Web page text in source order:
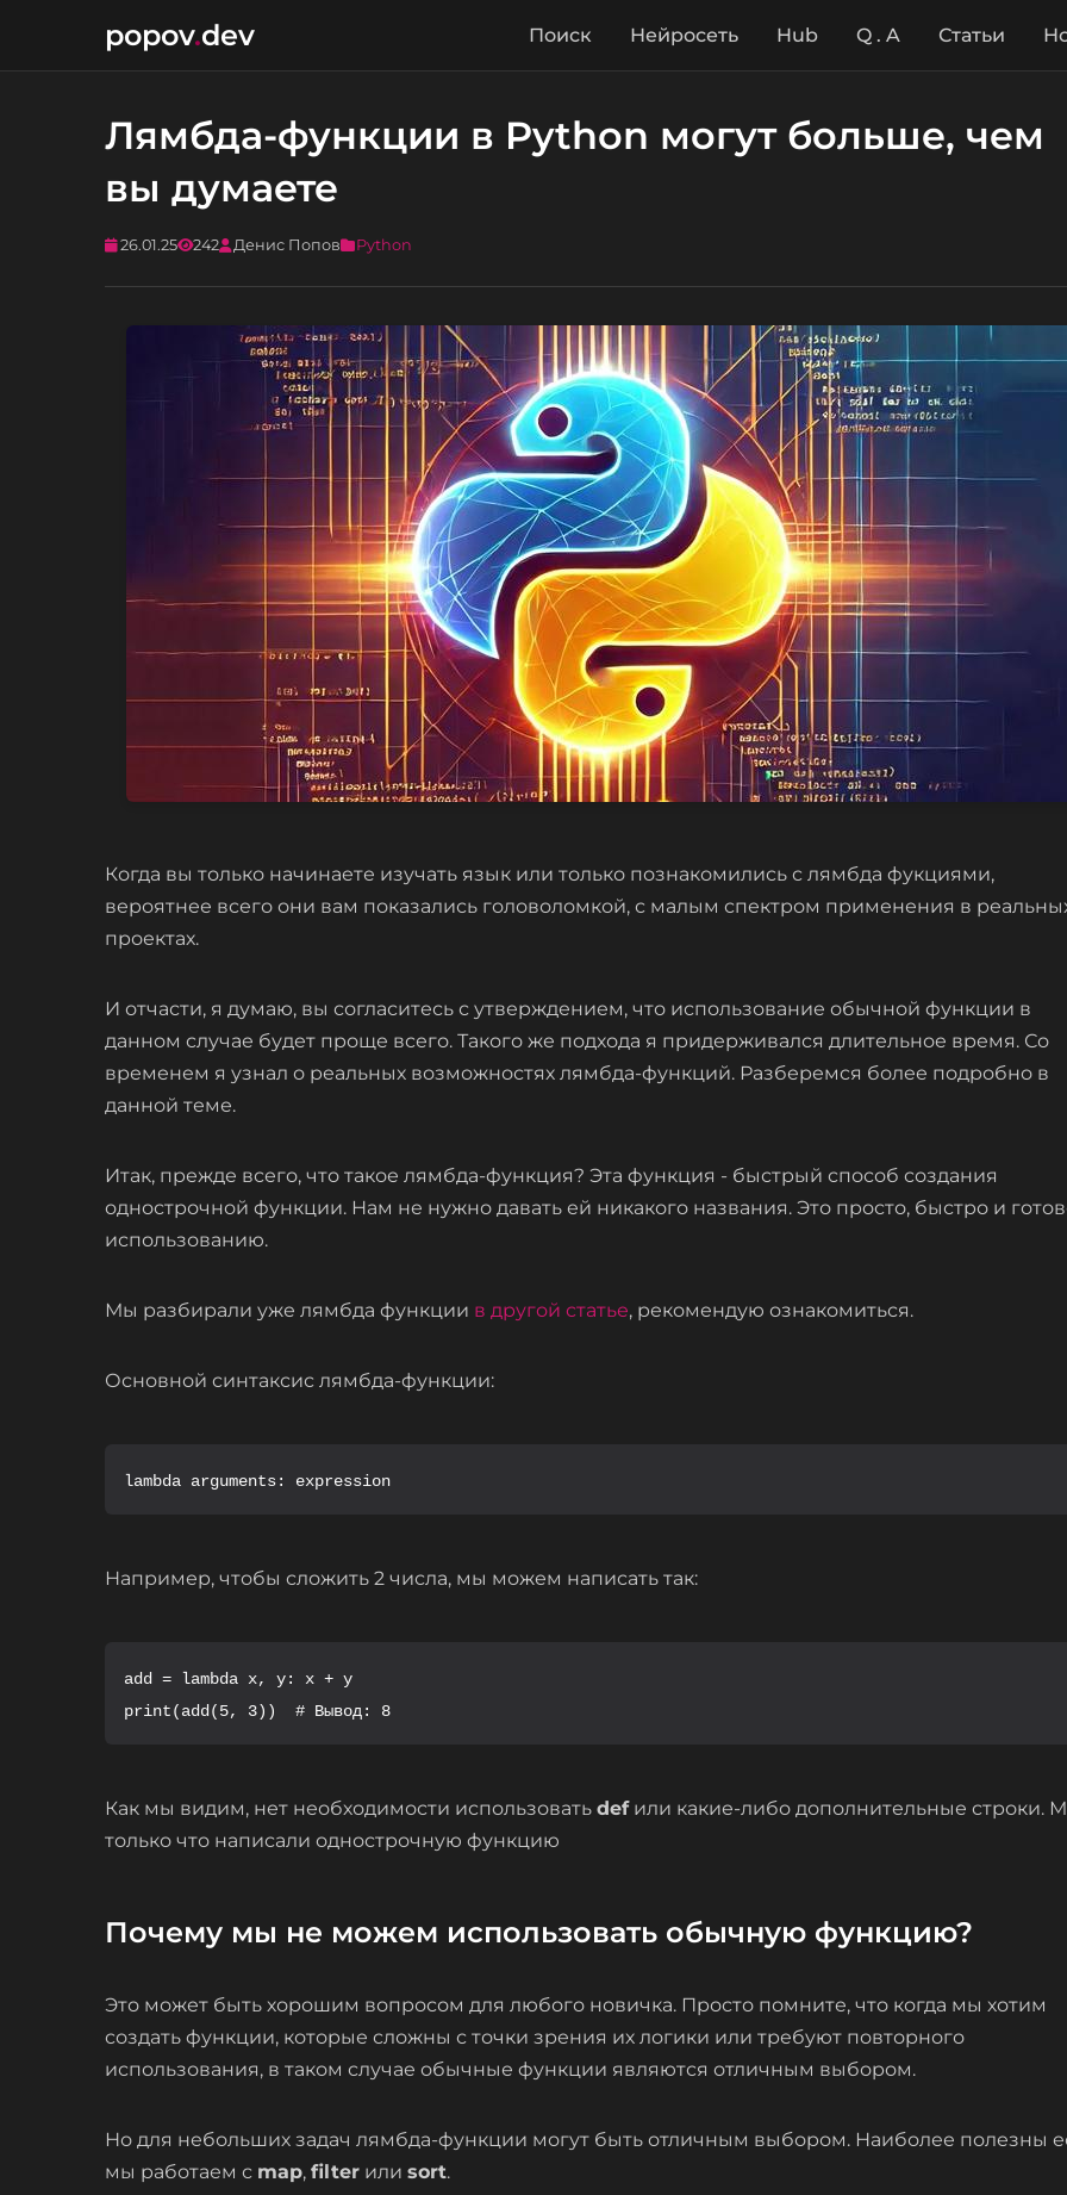
popov.dev Поиск Нейросеть Hub Q . A Статьи
Лямбда-функции в Python могут больше, чем
вы думаете
26.01.25 242 Денис Попов Python
Когда вы только начинаете изучать язык или только познакомились с лямбда фукциями,
вероятнее всего они вам показались головоломкой, с малым спектром применения в
проектах.
И отчасти, я думаю, вы согласитесь с утверждением, что использование обычной функции в
данном случае будет проще всего. Такого же подхода я придерживался длительное время. Со
временем я узнал о реальных возможностях лямбда-функций. Разберемся более подробно в
данной теме.
Итак, прежде всего, что такое лямбда-функция? Эта функция - быстрый способ создания
однострочной функции. Нам не нужно давать ей никакого названия. Это просто, быстро и
использованию.
Мы разбирали уже лямбда функции в другой статье, рекомендую ознакомиться.
Основной синтаксис лямбда-функции:
lambda arguments: expression
Например, чтобы сложить 2 числа, мы можем написать так:
add = lambda x, y: x + y
print(add(5, 3))  # Вывод: 8
Как мы видим, нет необходимости использовать defили какие-либо дополнительные строки.
только что написали однострочную функцию
Почему мы не можем использовать обычную функцию?
Это может быть хорошим вопросом для любого новичка. Просто помните, что когда мы хотим
создать функции, которые сложны с точки зрения их логики или требуют повторного
использования, в таком случае обычные функции являются отличным выбором.
Но для небольших задач лямбда-функции могут быть отличным выбором. Наиболее полезны
мы работаем с map, filter или sort.